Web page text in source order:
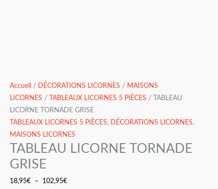
Accueil / DÉCORATIONS LICORNES / MAISONS
LICORNES / TABLEAUX LICORNES 5 PIÈCES / TABLEAU
LICORNE TORNADE GRISE
TABLEAUX LICORNES 5 PIÈCES, DÉCORATIONS LICORNES,
MAISONS LICORNES
TABLEAU LICORNE TORNADE
GRISE
18,95€ – 102,95€